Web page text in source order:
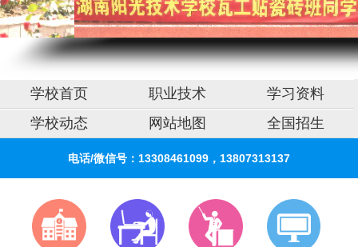
学校首页 职业技术
学习资料
学校动态
网站地图 全国招生
电话/微信号：13308461099，13807313137